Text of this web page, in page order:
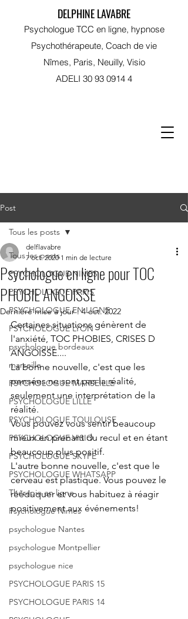
Psychologue TCC en ligne, hypnose
Psychothérapeute, Coach de vie
Nîmes, Paris, Neuilly, Visio
ADELI 30 93 0914 4
DELPHINE LAVABRE
Post
Tous les posts
PSYCHOLOGUE NIMES
PSYCHOLOGUE PARIS
PSYCHOLOGUE EN LIGNE
PSYCHOLOGUE LYON
psychologue bordeaux
marseille
PSYCHOLOGUE MARSEILLE
PSYCHOLOGUE LILLE
PSYCHOLOGUE TOULOUSE
PSYCHOLOGUE VISIO
PSYCHOLOGUE SKYPE
PSYCHOLOGUE WHATSAPP
Thérapie en ligne
Psychologue Nimes
psychologue Nantes
psychologue Montpellier
psychologue nice
PSYCHOLOGUE PARIS 15
PSYCHOLOGUE PARIS 14
Tous les posts
Psychologue en ligne pour TOC
PHOBIE ANGOISSE
delflavabre
7 oct. 2020 1 min de lecture
Dernière mise à jour :4 oct. 2022
Certaines situations génèrent de
l'anxiété, TOC PHOBIES, CRISES D
ANGOISSE....
La bonne nouvelle, c'est que les
pensées ne sont pas la réalité,
seulement une interprétation de la
réalité.
Vous pouvez vous sentir beaucoup
mieux en prenant du recul et en étant
beaucoup plus positif.
L'autre bonne nouvelle, c'est que le
cerveau est plastique. Vous pouvez le
rééduquer et vous habituez à réagir
positivement aux événements!